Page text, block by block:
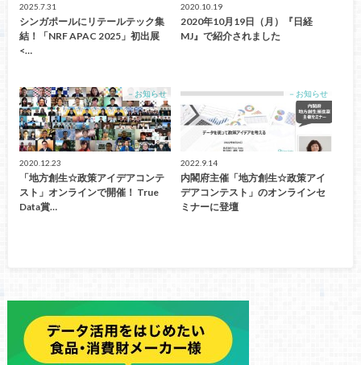
2025.7.31
シンガポールにリテールテック集
結！「NRF APAC 2025」初出展
<…
2020.10.19
2020年10月19日（月）『日経
MJ』で紹介されました
－お知らせ
2020.12.23
「地方創生☆政策アイデアコンテ
スト」オンラインで開催！ True
Data賞…
－お知らせ
2022.9.14
内閣府主催「地方創生☆政策アイ
デアコンテスト」のオンラインセ
ミナーに登壇